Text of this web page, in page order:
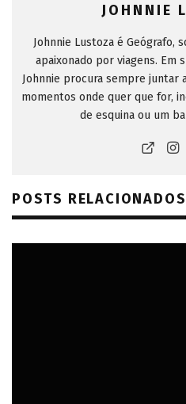
JOHNNIE
Johnnie Lustoza é Geógrafo,
apaixonado por viagens. Em
Johnnie procura sempre juntar
momentos onde quer que for,
de esquina ou um
POSTS RELACIONADOS